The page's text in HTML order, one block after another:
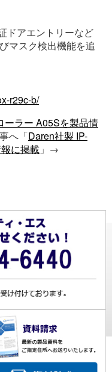
ドアエントリーなど
マスク検出機能を追
r29c-b/
ーラー A05Sを製品情
へ「Daren社製 IP-
に掲載 」→